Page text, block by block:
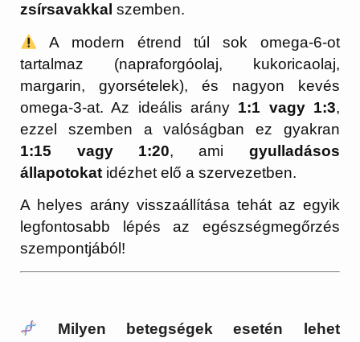
zsírsavakkal szemben.
A modern étrend túl sok omega-6-ot
tartalmaz (napraforgóolaj, kukoricaolaj,
margarin, gyorsételek), és nagyon kevés
omega-3-at. Az ideális arány 1:1 vagy 1:3,
ezzel szemben a valóságban ez gyakran
1:15 vagy 1:20, ami gyulladásos
állapotokat idézhet elő a szervezetben.
A helyes arány visszaállítása tehát az egyik
legfontosabb lépés az egészségmegőrzés
szempontjából!
Milyen betegségek esetén lehet